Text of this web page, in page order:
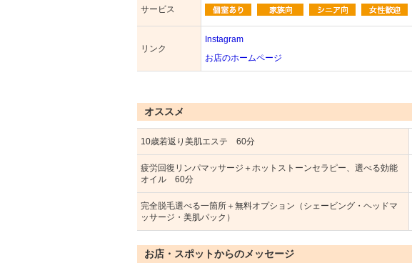
サービス
リンク
Instagram
お店のホームページ
オススメ
10歳若返り美肌エステ 60分
疲労回復リンパマッサージ＋ホットストーンセラピー、選べる効能
オイル 60分
完全脱毛選べる一箇所＋無料オプション（シェービング・ヘッドマ
ッサージ・美肌パック）
お店・スポットからのメッセージ